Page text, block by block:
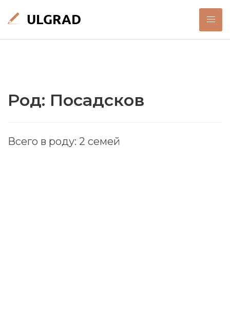
Род: Посадсков
Всего в роду: 2 семей